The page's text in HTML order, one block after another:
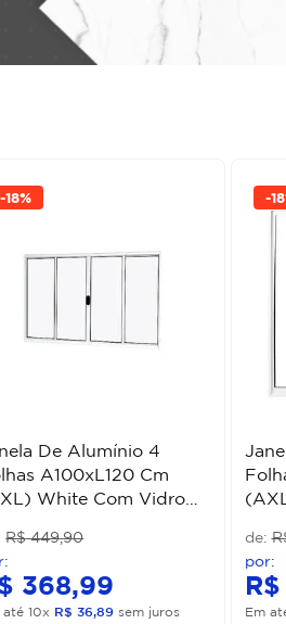
-18%
De Alumínio 4
A100xL120 Cm
White Com Vidro
R$ 449,90
368,99
até10x R$ 36,89 sem juros
-
R$
Em